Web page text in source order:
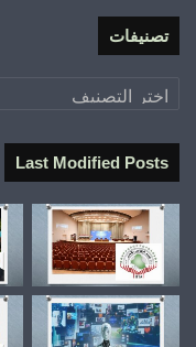
تصنيفات
تصنيفات
Last Modified Posts